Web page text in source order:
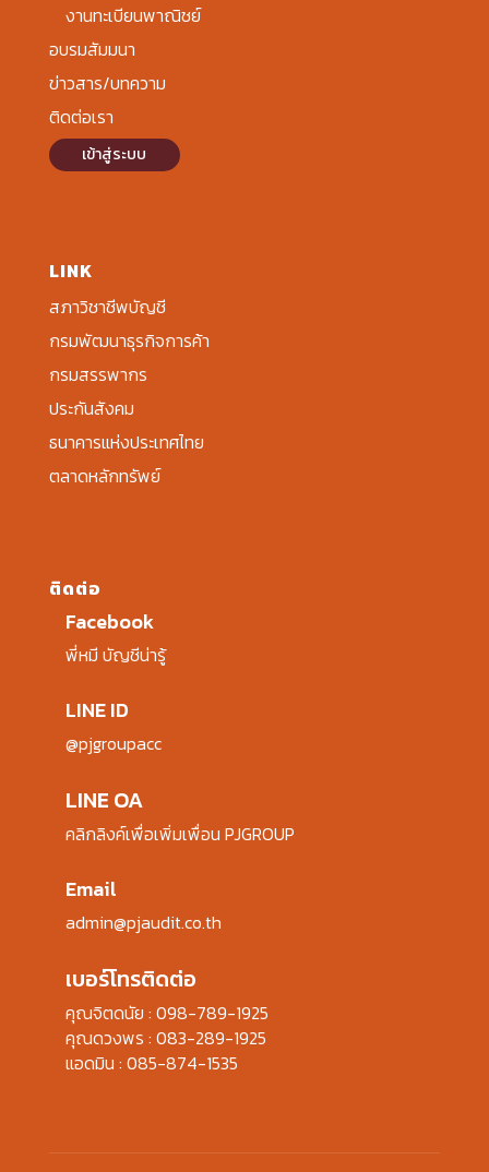
งานทะเบียนพาณิชย์
อบรมสัมมนา
ข่าวสาร/บทความ
ติดต่อเรา
เข้าสู่ระบบ
LINK
สภาวิชาชีพบัญชี
กรมพัฒนาธุรกิจการค้า
กรมสรรพากร
ประกันสังคม
ธนาคารแห่งประเทศไทย
ตลาดหลักทรัพย์
ติดต่อ
Facebook
พี่หมี บัญชีน่ารู้
LINE ID
@pjgroupacc
LINE OA
คลิกลิงค์เพื่อเพิ่มเพื่อน PJGROUP
Email
admin@pjaudit.co.th
เบอร์โทรติดต่อ
คุณจิตดนัย : 098-789-1925
คุณดวงพร : 083-289-1925
แอดมิน : 085-874-1535